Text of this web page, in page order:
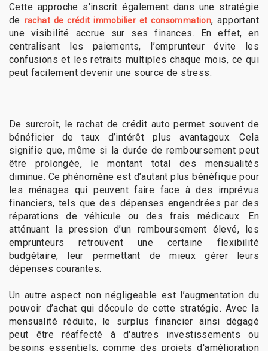
Cette approche s'inscrit également dans une stratégie
de rachat de crédit immobilier et consommation, apportant
une visibilité accrue sur ses finances. En effet, en
centralisant les paiements, l’emprunteur évite les
confusions et les retraits multiples chaque mois, ce qui
peut facilement devenir une source de stress.
De surcroît, le rachat de crédit auto permet souvent de
bénéficier de taux d’intérêt plus avantageux. Cela
signifie que, même si la durée de remboursement peut
être prolongée, le montant total des mensualités
diminue. Ce phénomène est d’autant plus bénéfique pour
les ménages qui peuvent faire face à des imprévus
financiers, tels que des dépenses engendrées par des
réparations de véhicule ou des frais médicaux. En
atténuant la pression d’un remboursement élevé, les
emprunteurs retrouvent une certaine flexibilité
budgétaire, leur permettant de mieux gérer leurs
dépenses courantes.
Un autre aspect non négligeable est l’augmentation du
pouvoir d’achat qui découle de cette stratégie. Avec la
mensualité réduite, le surplus financier ainsi dégagé
peut être réaffecté à d'autres investissements ou
besoins essentiels, comme des projets d'amélioration